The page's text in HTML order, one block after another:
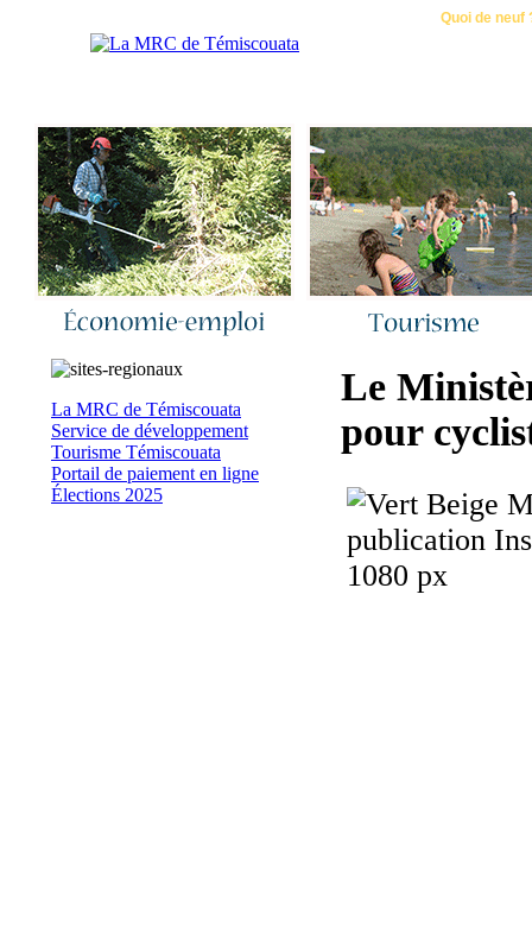
Quoi de neuf
La MRC de Témiscouata
Service de développement
Tourisme Témiscouata
Portail de paiement en ligne
Élections 2025
Le
pour